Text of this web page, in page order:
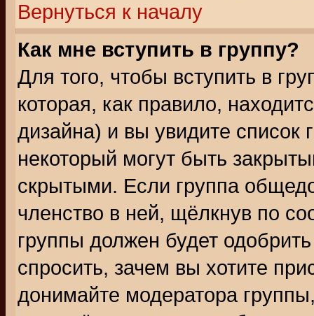
Вернуться к началу
Как мне вступить в группу?
Для того, чтобы вступить в
которая, как правило,
дизайна) и вы увидите список
некоторый могут быть
скрытыми. Если группа
членство в ней, щёлкнув по
группы должен будет
спросить, зачем вы хотите
донимайте модератора